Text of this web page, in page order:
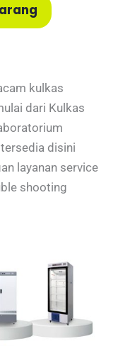
kulkas
dari Kulkas
disini
layanan service
shooting